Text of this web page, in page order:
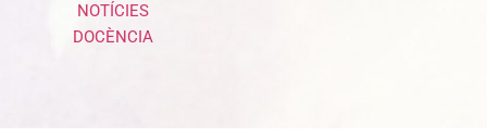
NOTÍCIES
DOCÈNCIA